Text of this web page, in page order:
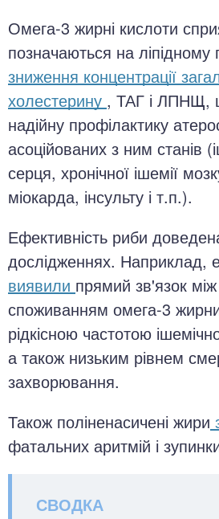
Омега-3 жирні кислоти
позначаються на ліпідному
зниження концентрації
холестерину , ТАГ і ЛПНЩ,
надійну профілактику
асоційованих з ним станів
серця, хронічної ішемії
міокарда, інсульту і т.п.).
Ефективність риби
дослідженнях. Наприклад,
виявили прямий зв'язок
споживанням омега-3
рідкісною частотою
а також низьким рівнем
захворювання.
Також поліненасичені жири
фатальних аритмій і